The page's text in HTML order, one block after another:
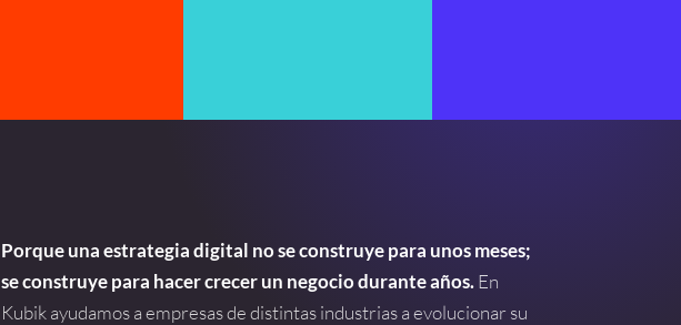
Porque una estrategia digital no se construye para unos meses;
se construye para hacer crecer un negocio durante años. En
Kubik ayudamos a empresas de distintas industrias a evolucionar su